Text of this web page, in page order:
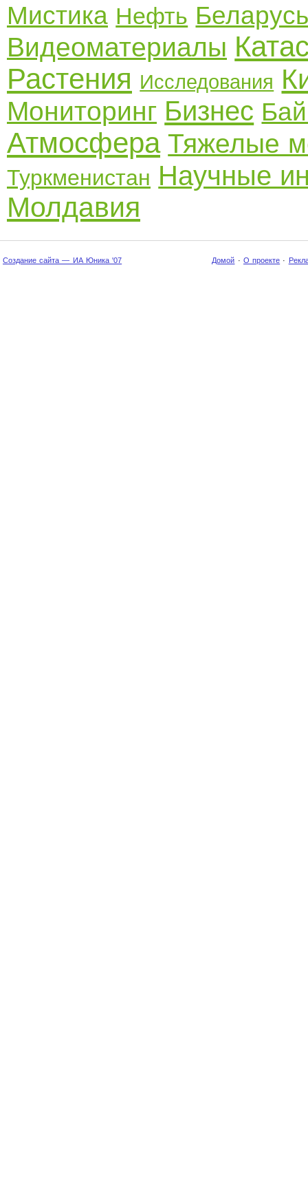
Мистика Нефть
Видеоматериалы
Растения Исследования
Мониторинг Бизнес
Атмосфера Тяжелые
Туркменистан Научные
Молдавия
Создание сайта — ИА Юника '07 Домой · О проекте ·